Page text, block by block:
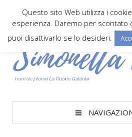
Questo sito Web utilizza i
esperienza. Daremo per scontato
puoi disattivarlo se lo desideri.